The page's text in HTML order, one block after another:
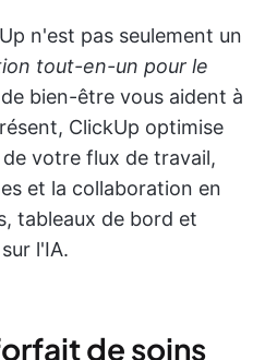
n'est pas seulement un
tout-en-un pour le
bien-être vous aident à
ClickUp optimise
votre flux de travail,
et la collaboration en
tableaux de bord et
l'IA.
de soins